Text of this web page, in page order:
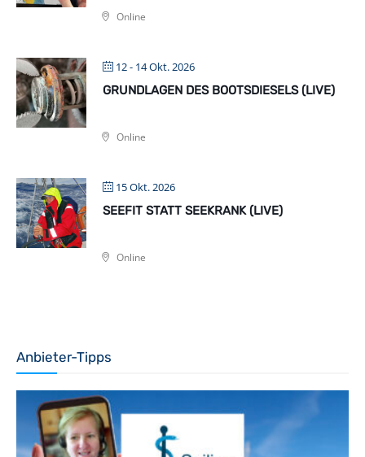
Online
12 - 14 Okt. 2026
GRUNDLAGEN DES BOOTSDIESELS (LIVE)
Online
15 Okt. 2026
SEEFIT STATT SEEKRANK (LIVE)
Online
Anbieter-Tipps